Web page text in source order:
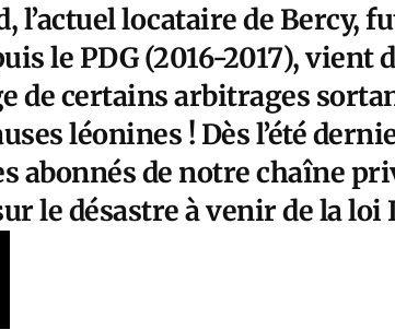
l’actuel locataire de Bercy,
le PDG (2016-2017),
de certains arbitrages
léonines ! Dès l’été
abonnés de notre chaîne
ledésastre à venir de la